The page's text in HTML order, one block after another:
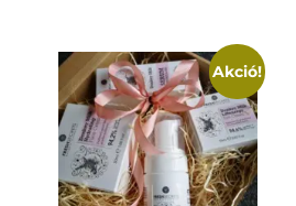
Akció!